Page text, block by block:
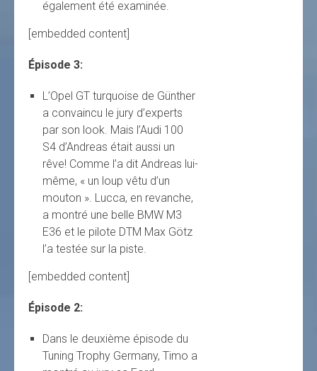
également été examinée.
[embedded content]
Épisode 3:
L’Opel GT turquoise de Günther
a convaincu le jury d’experts
par son look. Mais l’Audi 100
S4 d’Andreas était aussi un
rêve! Comme l’a dit Andreas lui-
même, « un loup vêtu d’un
mouton ». Lucca, en revanche,
a montré une belle BMW M3
E36 et le pilote DTM Max Götz
l’a testée sur la piste.
[embedded content]
Épisode 2:
Dans le deuxième épisode du
Tuning Trophy Germany, Timo a